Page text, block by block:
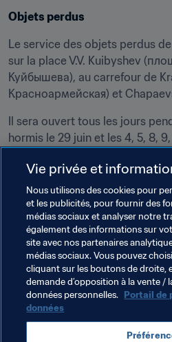
Objets perdus
Le service des objets perdus
sur la place V.V. Kuibyshev
Куйбышева), au carrefour de
Красноармейская) et
Il sera ouvert tous les jours
hormis le 29 juin et les 4, 5, 8, 9,
Consignes
Des consignes sont mises à
entrées G1, G2, G3 et G5.
Le service sera ouvert tous les
Fest, hormis le 29 juin et les 4,
*Information susceptible d'être
OBJETS INTERDITS
Vie privée et
Nous utilisons des cookies pour
et les publicités, pour fournir des
médias sociaux et analyser notre
également des informations sur
site avec nos partenaires
médias sociaux. Vous pouvez
cliquant sur les boutons de droite,
demande d’opposition à la vente /
données personnelles. Portail de
données